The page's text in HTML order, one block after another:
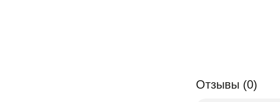
Отзывы (0)